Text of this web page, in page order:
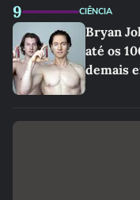
9 CIÊNCIA
Bryan
até os
demais